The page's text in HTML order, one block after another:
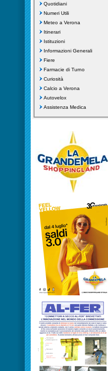
Quotidiani
Numeri Utili
Meteo a Verona
Itinerari
Istituzioni
Informazioni Generali
Fiere
Farmacie di Turno
Curiosità
Calcio a Verona
Autovelox
Assistenza Medica